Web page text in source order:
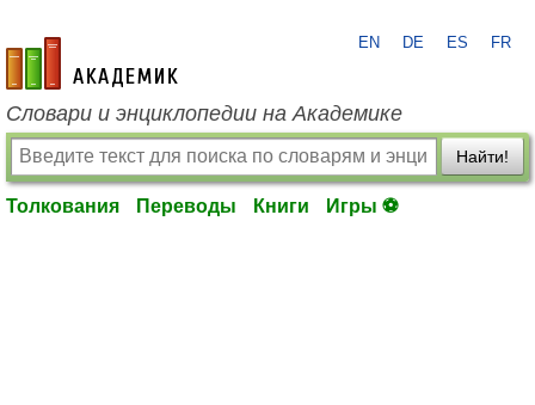
academic.ru
EN DE ES FR
Словари и энциклопедии на Академике
Найти!
Толкования Переводы Книги Игры ⚽